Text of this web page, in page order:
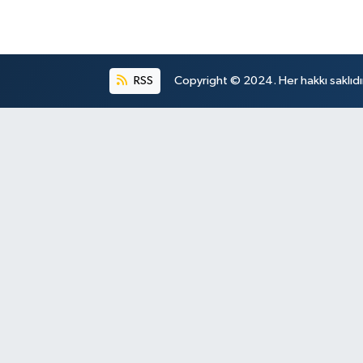
RSS Copyright © 2024. Her hakkı